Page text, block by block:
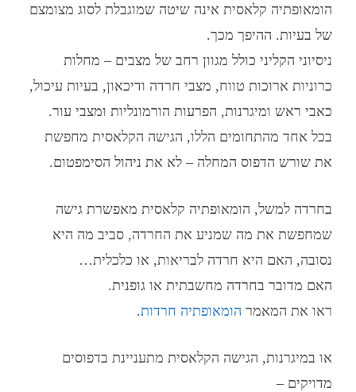
הומאופתיה קלאסית אינה שיטה שמוגבלת לסוג מצומצם
של בעיות. ההיפך מכך.
ניסיוני הקליני כולל מגוון רחב של מצבים – מחלות
כרוניות ארוכות טווח, מצבי חרדה ודיכאון, בעיות עיכול,
כאבי ראש ומיגרנות, הפרעות הורמונליות ומצבי עור.
בכל אחד מהתחומים הללו, הגישה הקלאסית מחפשת
את שורש הדפוס המחלה – לא את ניהול הסימפטום.
בחרדה למשל, הומאופתיה קלאסית מאפשרת גישה
שמחפשת את מה שמניע את החרדה, סביב מה היא
נסובה, האם היא חרדה לבריאות, או כלכלית…
האם מדובר בחרדה מחשבתית או גופנית.
ראו את המאמר הומאופתיה חרדות.
או במיגרנות, הגישה הקלאסית מתעניינת בדפוסים
מדויקים –